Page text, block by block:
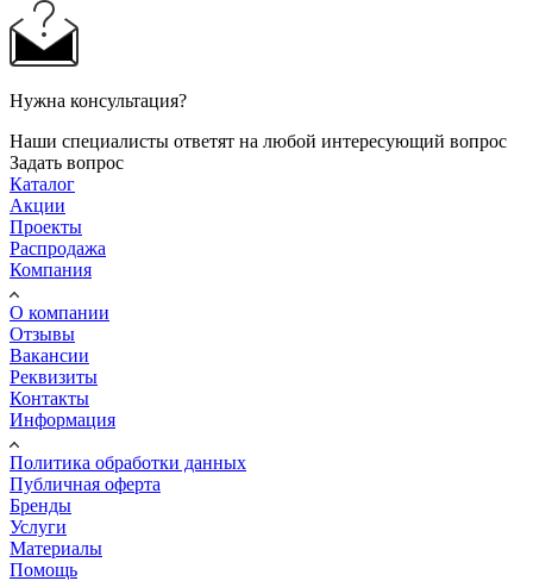
Нужна консультация?
Наши специалисты ответят на любой интересующий вопрос
Задать вопрос
Каталог
Акции
Проекты
Распродажа
Компания
О компании
Отзывы
Вакансии
Реквизиты
Контакты
Информация
Политика обработки данных
Публичная оферта
Бренды
Услуги
Материалы
Помощь